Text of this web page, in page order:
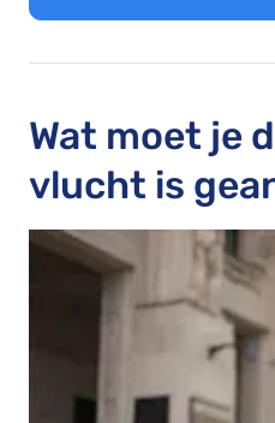
Wat moet je
vlucht is